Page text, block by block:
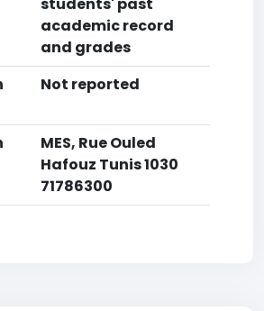
academic record
and grades
Not reported
MES, Rue Ouled
Hafouz Tunis 1030
71786300